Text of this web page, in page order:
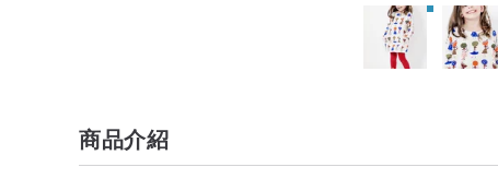
商品介紹